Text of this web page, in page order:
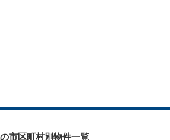
市区町村別物件一覧